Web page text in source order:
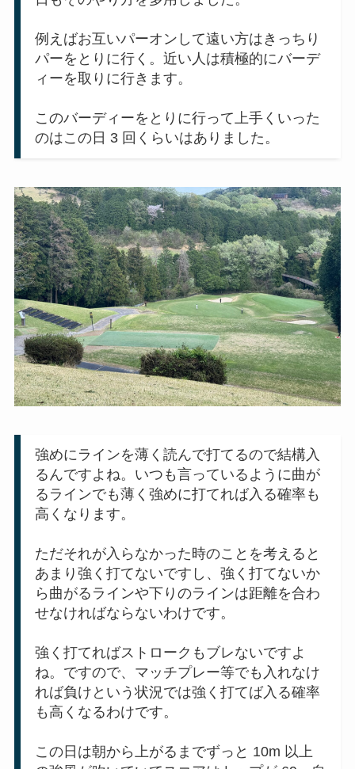
例えばお互いパーオンして遠い方はきっちり
パーをとりに行く。近い人は積極的にバーデ
ィーを取りに行きます。
このバーディーをとりに行って上手くいった
のはこの日 3 回くらいはありました。
強めにラインを薄く読んで打てるので結構入
るんですよね。いつも言っているように曲が
るラインでも薄く強めに打てれば入る確率も
高くなります。
ただそれが入らなかった時のことを考えると
あまり強く打てないですし、強く打てないか
ら曲がるラインや下りのラインは距離を合わ
せなければならないわけです。
強く打てればストロークもブレないですよ
ね。ですので、マッチプレー等でも入れなけ
れば負けという状況では強く打てば入る確率
も高くなるわけです。
この日は朝から上がるまでずっと 10m 以上